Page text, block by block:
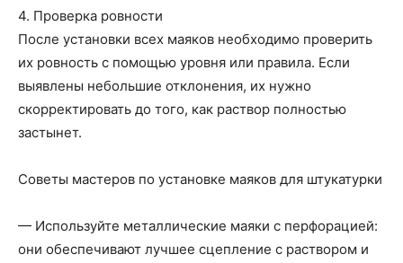
4. Проверка ровности
После установки всех маяков необходимо проверить
их ровность с помощью уровня или правила. Если
выявлены небольшие отклонения, их нужно
скорректировать до того, как раствор полностью
застынет.
Советы мастеров по установке маяков для штукатурки
— Используйте металлические маяки с перфорацией:
они обеспечивают лучшее сцепление с раствором и